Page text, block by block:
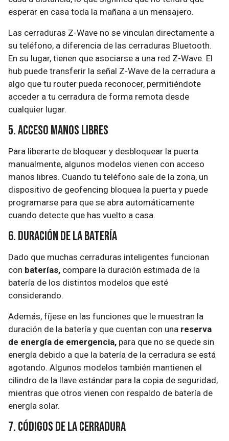
esperar en casa toda la mañana a un mensajero.
Las cerraduras Z-Wave no se vinculan directamente a
su teléfono, a diferencia de las cerraduras Bluetooth.
En su lugar, tienen que asociarse a una red Z-Wave. El
hub puede transferir la señal Z-Wave de la cerradura a
algo que tu router pueda reconocer, permitiéndote
acceder a tu cerradura de forma remota desde
cualquier lugar.
5. Acceso manos libres
Para liberarte de bloquear y desbloquear la puerta
manualmente, algunos modelos vienen con acceso
manos libres. Cuando tu teléfono sale de la zona, un
dispositivo de geofencing bloquea la puerta y puede
programarse para que se abra automáticamente
cuando detecte que has vuelto a casa.
6. Duración de la batería
Dado que muchas cerraduras inteligentes funcionan
con baterías, compare la duración estimada de la
batería de los distintos modelos que esté
considerando.
Además, fíjese en las funciones que le muestran la
duración de la batería y que cuentan con una reserva
de energía de emergencia, para que no se quede sin
energía debido a que la batería de la cerradura se está
agotando. Algunos modelos también mantienen el
cilindro de la llave estándar para la copia de seguridad,
mientras que otros vienen con respaldo de batería de
energía solar.
7. Códigos de la cerradura